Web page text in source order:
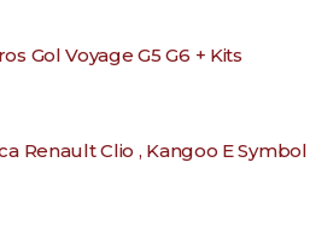
Gol Voyage G5 G6 + Kits
Renault Clio , Kangoo E Symbol